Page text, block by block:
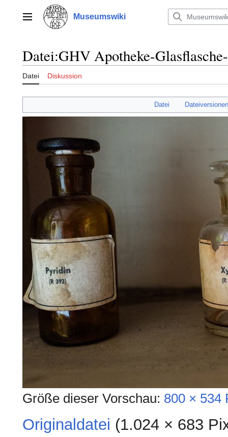
springenHauptmenü Museumswiki
Datei:GHV Apotheke-
Datei Diskussion
Datei
Größe dieser Vorschau: 800 × 534
Originaldatei (1.024 × 683